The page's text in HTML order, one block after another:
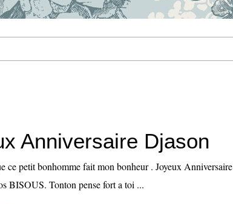
Anniversaire Djason
ce petit bonhomme fait mon bonheur . Joyeux Anniversaire
BISOUS. Tonton pense fort a toi ...